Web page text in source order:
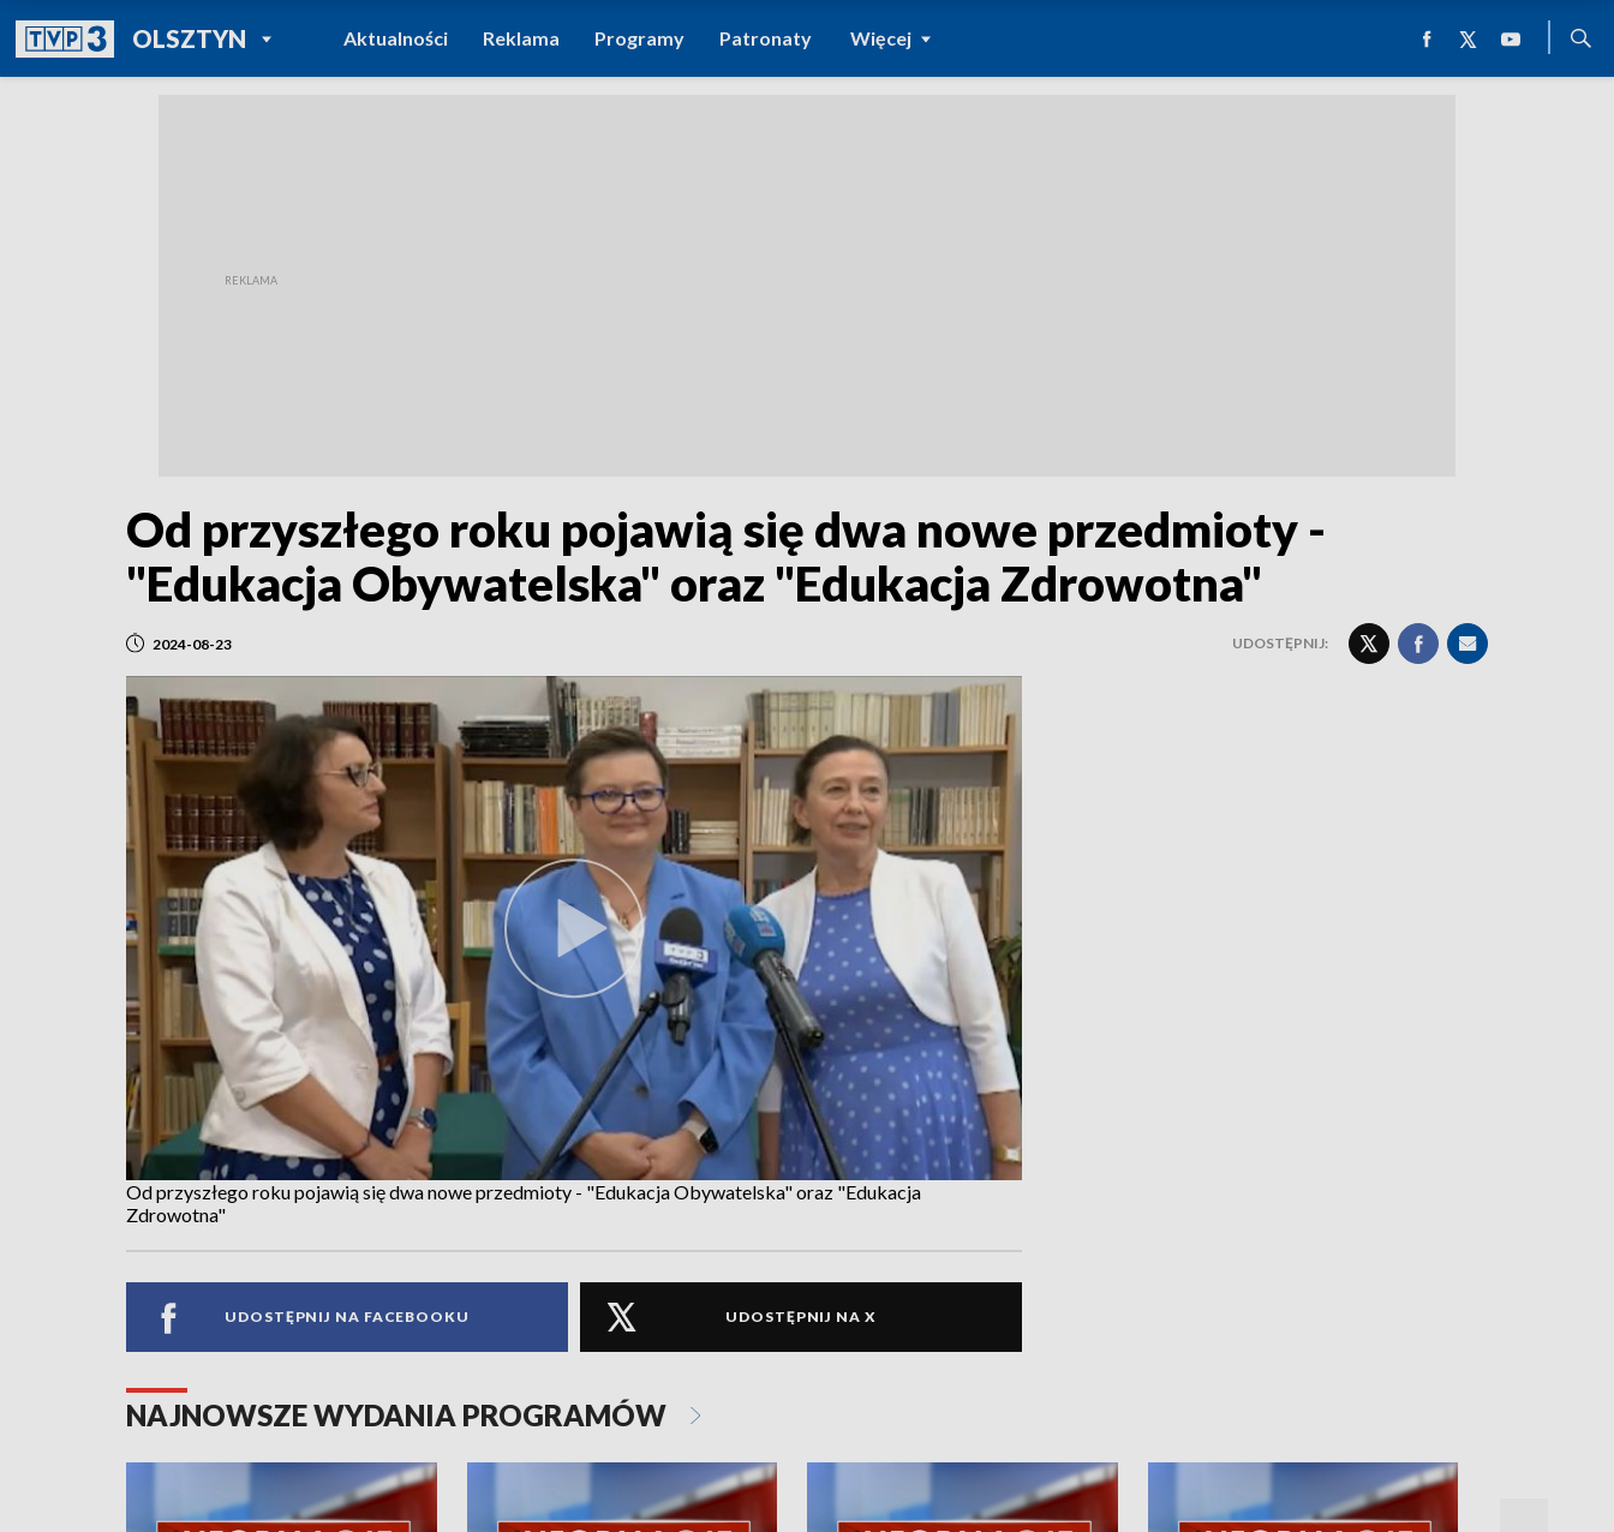
OLSZTYNPOWRÓT DO
TVP REGIONY
Aktualności Reklama Programy Patronaty Więcej
Od przyszłego roku pojawią się dwa nowe przedmioty -
"Edukacja Obywatelska" oraz "Edukacja Zdrowotna"
2024-08-23 UDOSTĘPNIJ:
Od przyszłego roku pojawią się dwa nowe przedmioty - "Edukacja Obywatelska" oraz "Edukacja
Zdrowotna"
UDOSTĘPNIJ NA FACEBOOKU UDOSTĘPNIJ NA X
NAJNOWSZE WYDANIA PROGRAMÓW